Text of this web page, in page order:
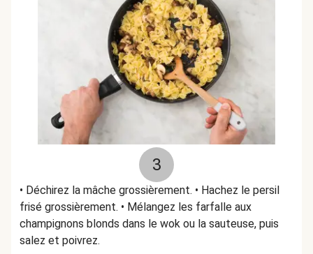
3
• Déchirez la mâche grossièrement. • Hachez le persil
frisé grossièrement. • Mélangez les farfalle aux
champignons blonds dans le wok ou la sauteuse, puis
salez et poivrez.